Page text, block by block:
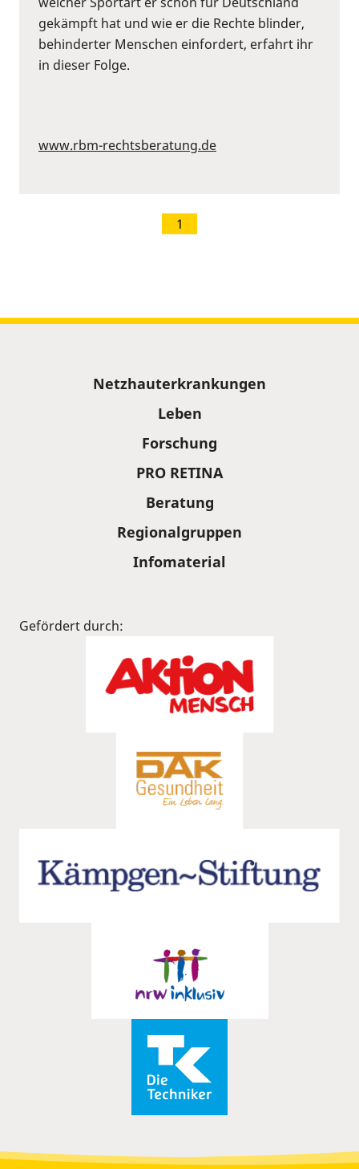
gekämpft hat und wie er die Rechte blinder,
behinderter Menschen einfordert, erfahrt ihr
in dieser Folge.
www.rbm-rechtsberatung.de
1
Netzhauterkrankungen
Leben
Forschung
PRO RETINA
Beratung
Regionalgruppen
Infomaterial
Gefördert durch: